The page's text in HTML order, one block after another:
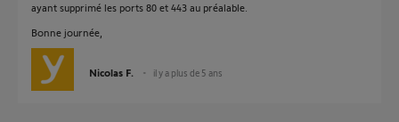
ayant supprimé les ports 80 et 443 au préalable.
Bonne journée,
Nicolas F. il y a plus de 5 ans